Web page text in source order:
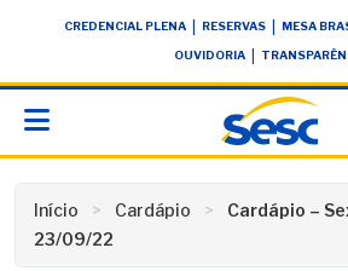
conteúdoCREDENCIAL PLENA RESERVAS MESA
OUVIDORIA
Início Cardápio
Cardápio –
23/09/22